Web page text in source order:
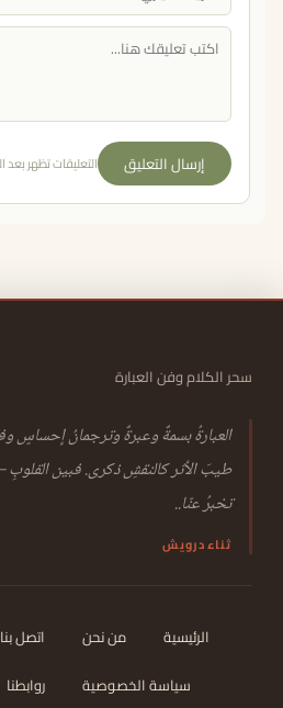
إرسال التعليق التعليقات تظهر
سحر الكلام وفن العبارة
العبارةُ بسمةٌ وعبرةٌ وترجمانُ إحساسٍ
طيبَ الأثر كالنقشِ ذكرى. فبين القلوبِ
تخبرُ عنّا..
ثناء درويش
الرئيسية من نحن اتصل بنا
سياسة الخصوصية
روابطنا